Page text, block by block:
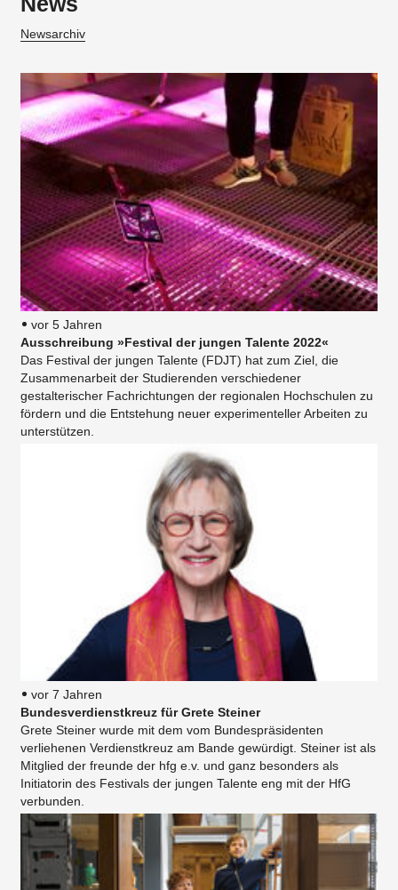
Newsarchiv
vor 5 Jahren
Ausschreibung »Festival der jungen Talente 2022«
Das Festival der jungen Talente (FDJT) hat zum Ziel, die
Zusammenarbeit der Studierenden verschiedener
gestalterischer Fachrichtungen der regionalen Hochschulen zu
fördern und die Entstehung neuer experimenteller Arbeiten zu
unterstützen.
vor 7 Jahren
Bundesverdienstkreuz für Grete Steiner
Grete Steiner wurde mit dem vom Bundespräsidenten
verliehenen Verdienstkreuz am Bande gewürdigt. Steiner ist als
Mitglied der freunde der hfg e.v. und ganz besonders als
Initiatorin des Festivals der jungen Talente eng mit der HfG
verbunden.